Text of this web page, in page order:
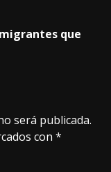
que
será publicada.
con *